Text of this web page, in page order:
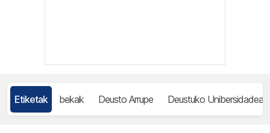
Etiketak bekak Deusto Arrupe Deustuko Unibersidadea